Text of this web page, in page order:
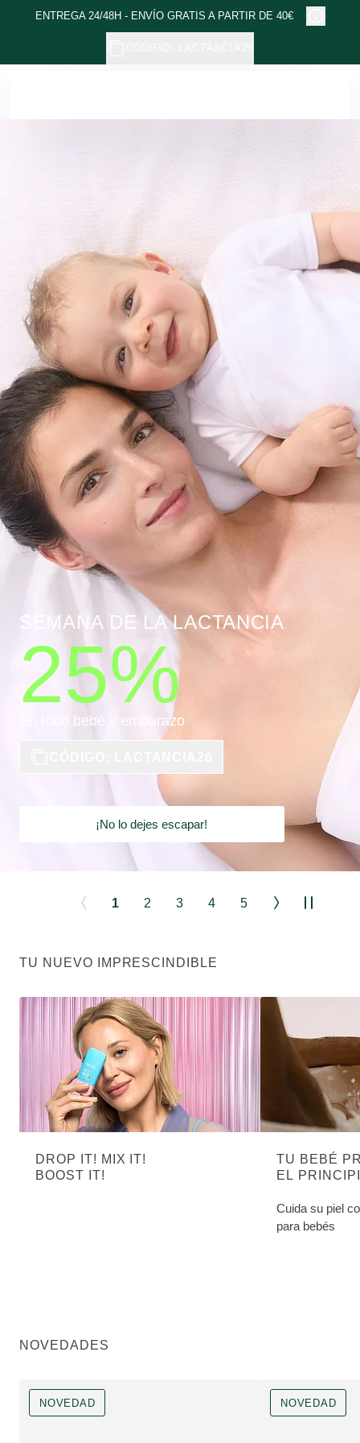
Ir al contenido principal
ENTREGA 24/48H - ENVÍO GRATIS A PARTIR DE 40€
SEMANA DE LA LACTANCIA
25%
En todo bebé y embarazo
¡No lo dejes escapar!
1 2 3 4 5
TU NUEVO IMPRESCINDIBLE
DROP IT! MIX IT!
BOOST IT!
TU BEBÉ
EL
Cuida su piel
para bebés
NOVEDADES
NOVEDAD NOVEDAD